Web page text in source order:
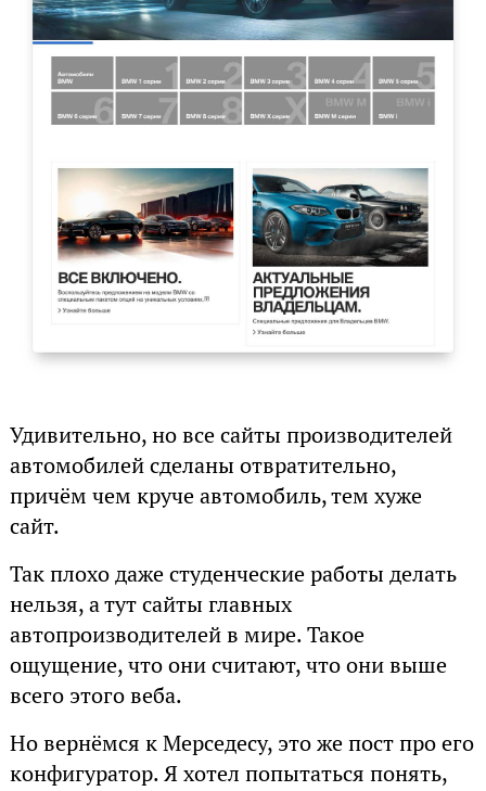
Удивительно, но все сайты производителей
автомобилей сделаны отвратительно,
причём чем круче автомобиль, тем хуже
сайт.
Так плохо даже студенческие работы делать
нельзя, а тут сайты главных
автопроизводителей в мире. Такое
ощущение, что они считают, что они выше
всего этого веба.
Но вернёмся к Мерседесу, это же пост про его
конфигуратор. Я хотел попытаться понять,